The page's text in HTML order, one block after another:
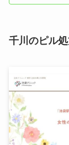
千川のピル